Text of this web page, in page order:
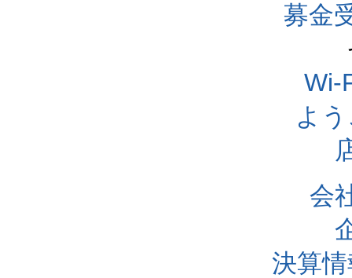
募金
Wi-
よ
会
決算